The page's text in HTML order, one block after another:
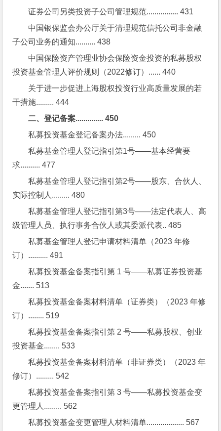
证券公司另类投资子公司管理规范................ 431
中国银保监会办公厅关于清理规范信托公司非金融
子公司业务的通知.......... 438
中国保险资产管理业协会保险资金投资的私募股权
投资基金管理人评价规则（2022修订）...... 440
关于进一步促进上海股权投资行业高质量发展的若
干措施......... 444
二、登记备案.............. 450
私募投资基金登记备案办法......... 450
私募基金管理人登记指引第1号——基本经营要
求.......... 477
私募基金管理人登记指引第2号——股东、合伙人、
实际控制人......... 480
私募基金管理人登记指引第3号——法定代表人、高
级管理人员、执行事务合伙人或其委派代表.. 485
私募基金管理人登记申请材料清单（2023 年修
订）.......... 491
私募投资基金备案指引第 1 号——私募证券投资基
金....... 513
私募投资基金备案材料清单（证券类）（2023 年修
订）........ 519
私募投资基金备案指引第 2 号——私募股权、创业
投资基金........ 533
私募投资基金备案材料清单（非证券类）（2023 年
修订）......... 542
私募投资基金备案指引第 3 号——私募投资基金变
更管理人......... 562
私募投资基金变更管理人材料清单................... 567